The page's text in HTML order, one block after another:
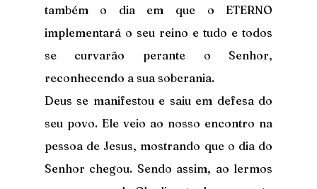
também o dia em que o ETERNO
implementará o seu reino e tudo e todos
se curvarão perante o Senhor,
reconhecendo a sua soberania.
Deus se manifestou e saiu em defesa do
seu povo. Ele veio ao nosso encontro na
pessoa de Jesus, mostrando que o dia do
Senhor chegou. Sendo assim, ao lermos